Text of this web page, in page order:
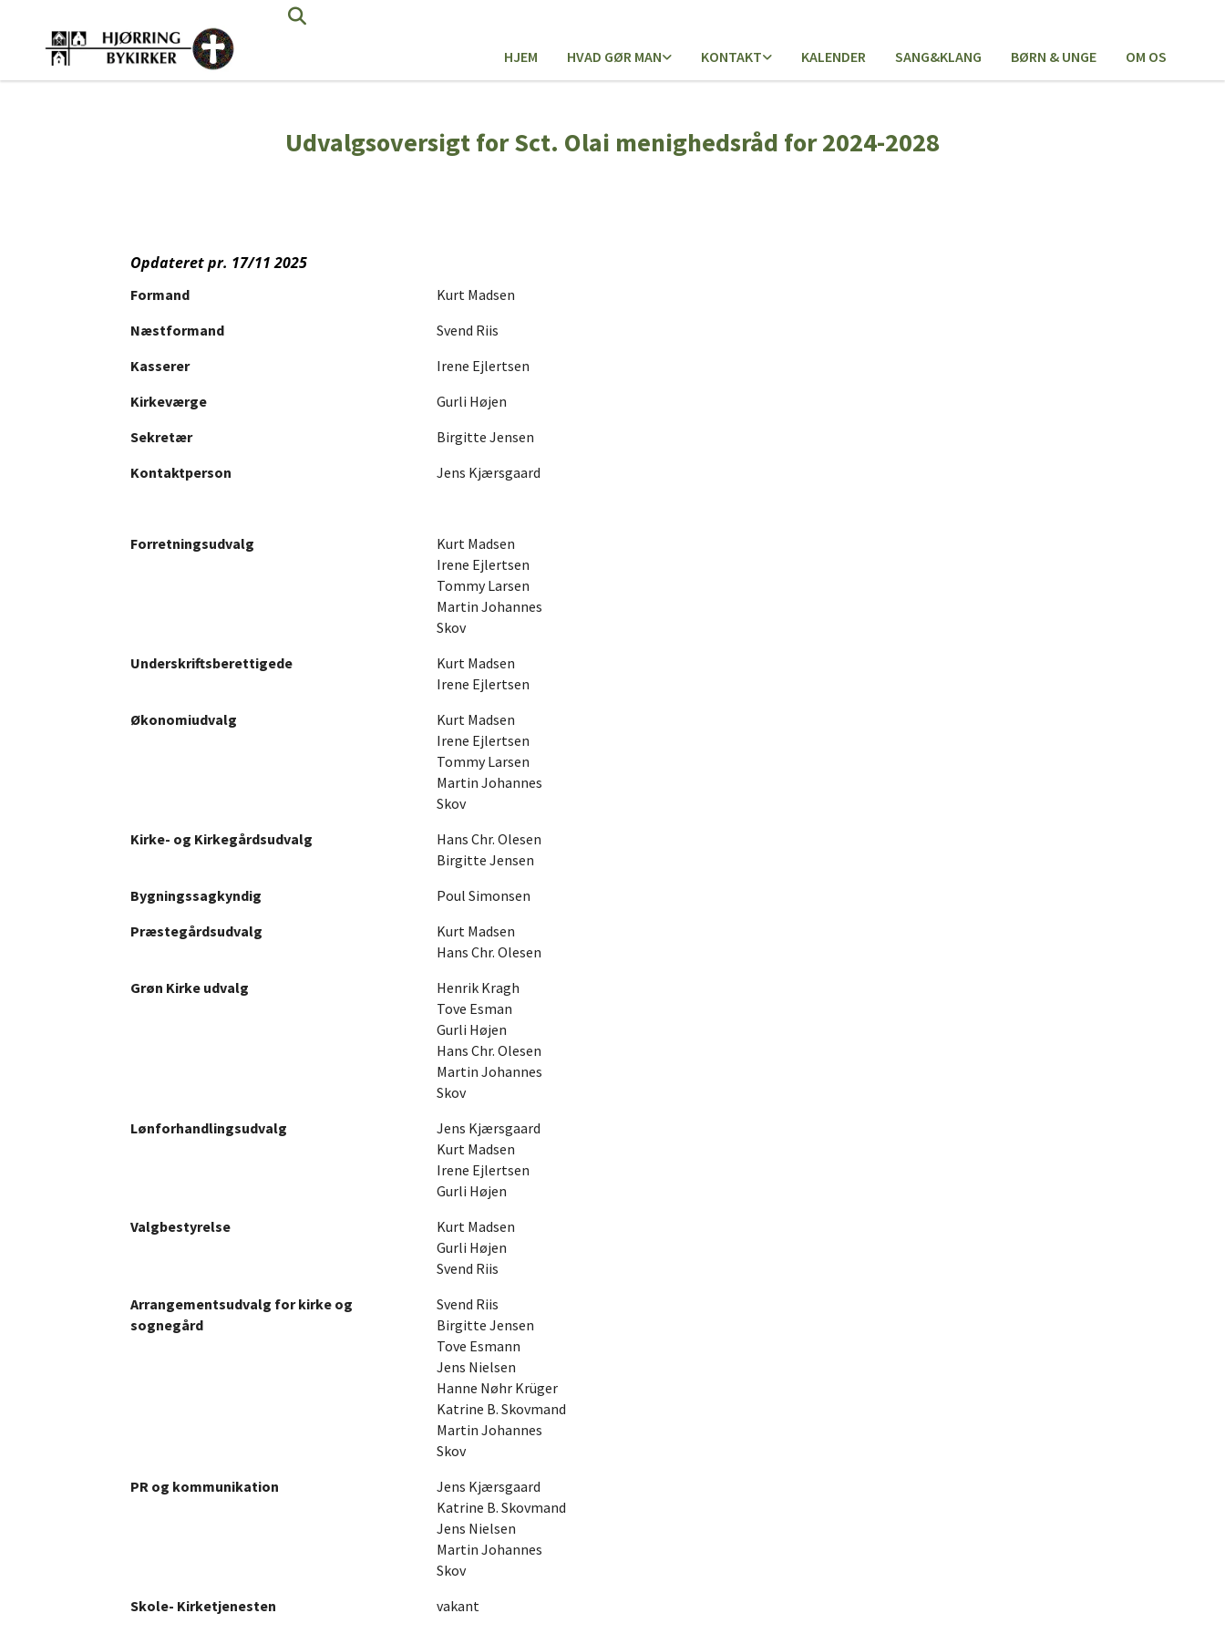
HJEM HVAD GØR MAN KONTAKT KALENDER SANG&KLANG BØRN & UNGE OM OS
Udvalgsoversigt for Sct. Olai menighedsråd for 2024-2028
Opdateret pr. 17/11 2025
Formand
Kurt Madsen
Næstformand
Svend Riis
Kasserer
Irene Ejlertsen
Kirkeværge
Gurli Højen
Sekretær
Birgitte Jensen
Kontaktperson
Jens Kjærsgaard
Forretningsudvalg
Kurt Madsen
Irene Ejlertsen
Tommy Larsen
Martin Johannes
Skov
Underskriftsberettigede
Kurt Madsen
Irene Ejlertsen
Økonomiudvalg
Kurt Madsen
Irene Ejlertsen
Tommy Larsen
Martin Johannes
Skov
Kirke- og Kirkegårdsudvalg
Hans Chr. Olesen
Birgitte Jensen
Bygningssagkyndig
Poul Simonsen
Præstegårdsudvalg
Kurt Madsen
Hans Chr. Olesen
Grøn Kirke udvalg
Henrik Kragh
Tove Esman
Gurli Højen
Hans Chr. Olesen
Martin Johannes
Skov
Lønforhandlingsudvalg
Jens Kjærsgaard
Kurt Madsen
Irene Ejlertsen
Gurli Højen
Valgbestyrelse
Kurt Madsen
Gurli Højen
Svend Riis
Arrangementsudvalg for kirke og
sognegård
Svend Riis
Birgitte Jensen
Tove Esmann
Jens Nielsen
Hanne Nøhr Krüger
Katrine B. Skovmand
Martin Johannes
Skov
PR og kommunikation
Jens Kjærsgaard
Katrine B. Skovmand
Jens Nielsen
Martin Johannes
Skov
Skole- Kirketjenesten
vakant